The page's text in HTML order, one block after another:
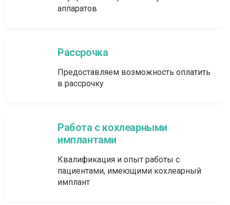
аппаратов
Рассрочка
Предоставляем возможность оплатить
в рассрочку
Работа с кохлеарными
имплантами
Квалификация и опыт работы с
пациентами, имеющими кохлеарный
имплант